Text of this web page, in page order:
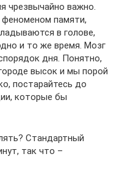
чрезвычайно важно.
памяти,
в голове,
и то же время. Мозг
дня. Понятно,
высок и мы порой
постарайтесь до
которые бы
Стандартный
так что –